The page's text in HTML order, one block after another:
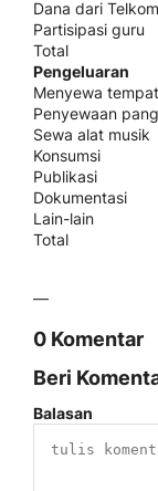
Dana dari
Partisipasi guru
Total
Pengeluaran
Menyewa tempat
Penyewaan
Sewa alat musik
Konsumsi
Publikasi
Dokumentasi
Lain-lain
Total
—
0 Komentar
Beri
Balasan